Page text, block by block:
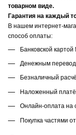
товарном виде.
Гарантия на каждый
В нашем интернет-
способ оплаты:
Банковской
Денежным
Безналичный
Наложенный
Онлайн-оплата на
Покупка частями